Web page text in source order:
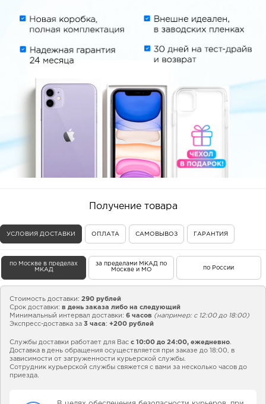
Получение товара
УСЛОВИЯ ДОСТАВКИ ОПЛАТА САМОВЫВОЗ ГАРАНТИЯ
по Москве в пределах
МКАД
за пределами МКАД по
Москве и МО
по России
Стоимость доставки: 290 рублей
Срок доставки: в день заказа либо на следующий
Минимальный интервал доставки: 6 часов (например: с 12:00 до 18:00)
Экспресс-доставка за 3 часа : +200 рублей
Службы доставки работает для Вас с 10:00 до 24:00, ежедневно.
Доставка в день обращения осуществляется при заказе до 18:00, в
зависимости от загруженности курьерской службы.
Сотрудник курьерской службы свяжется с вами за несколько часов до
приезда.